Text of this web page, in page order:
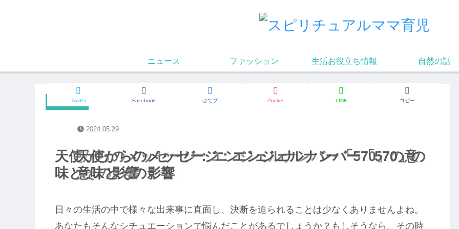
ニュース ファッション 生活お役立ち情報 自然の話
天使からのメッセージ：エンジェルナンバー「570」の
意味とその影響
ニュース
Twitter Facebook はてブ Pocket LINE コピー
2024.05.29
天使からのメッセージ：エンジェルナンバー「570」の意
味とその影響
日々の生活の中で様々な出来事に直面し、決断を迫られることは少なくありませんよね。
あなたもそんなシチュエーションで悩んだことがあるでしょうか？もしそうなら、その時